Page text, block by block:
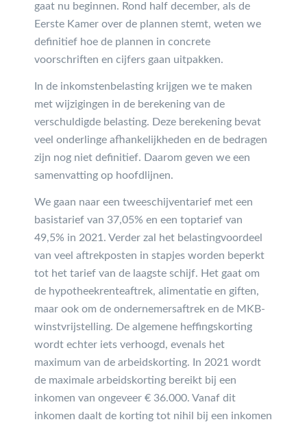
gaat nu beginnen. Rond half december, als de
Eerste Kamer over de plannen stemt, weten we
definitief hoe de plannen in concrete
voorschriften en cijfers gaan uitpakken.
In de inkomstenbelasting krijgen we te maken
met wijzigingen in de berekening van de
verschuldigde belasting. Deze berekening bevat
veel onderlinge afhankelijkheden en de bedragen
zijn nog niet definitief. Daarom geven we een
samenvatting op hoofdlijnen.
We gaan naar een tweeschijventarief met een
basistarief van 37,05% en een toptarief van
49,5% in 2021. Verder zal het belastingvoordeel
van veel aftrekposten in stapjes worden beperkt
tot het tarief van de laagste schijf. Het gaat om
de hypotheekrenteaftrek, alimentatie en giften,
maar ook om de ondernemersaftrek en de MKB-
winstvrijstelling. De algemene heffingskorting
wordt echter iets verhoogd, evenals het
maximum van de arbeidskorting. In 2021 wordt
de maximale arbeidskorting bereikt bij een
inkomen van ongeveer € 36.000. Vanaf dit
inkomen daalt de korting tot nihil bij een inkomen